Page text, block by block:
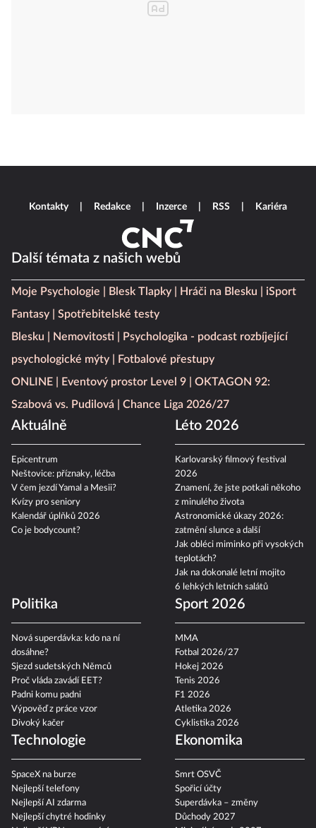
Další témata z našich webů
Moje Psychologie Blesk Tlapky Hráči na Blesku
iSport
Fantasy
Spotřebitelské testy
Blesku
Nemovitosti
Psychologika - podcast rozbíjející
psychologické mýty
Fotbalové přestupy
ONLINE
Eventový prostor Level 9
OKTAGON 92:
Szabová vs. Pudilová
Chance Liga 2026/27
Aktuálně
Epicentrum
Neštovice: příznaky, léčba
V čem jezdí Yamal a Mesii?
Kvízy pro seniory
Kalendář úplňků 2026
Co je bodycount?
Léto 2026
Karlovarský filmový festival
2026
Znamení, že jste potkali někoho
z minulého života
Astronomické úkazy 2026:
zatmění slunce a další
Jak obléci miminko při vysokých
teplotách?
Jak na dokonalé letní mojito
6 lehkých letních salátů
Politika
Nová superdávka: kdo na ní
dosáhne?
Sjezd sudetských Němců
Proč vláda zavádí EET?
Padni komu padni
Výpověď z práce vzor
Divoký kačer
Sport 2026
MMA
Fotbal 2026/27
Hokej 2026
Tenis 2026
F1 2026
Atletika 2026
Cyklistika 2026
Technologie
SpaceX na burze
Nejlepší telefony
Nejlepší AI zdarma
Nejlepší chytré hodinky
Ekonomika
Smrt OSVČ
Spořicí účty
Superdávka – změny
Důchody 2027
Kontakty Redakce Inzerce RSS Kariéra